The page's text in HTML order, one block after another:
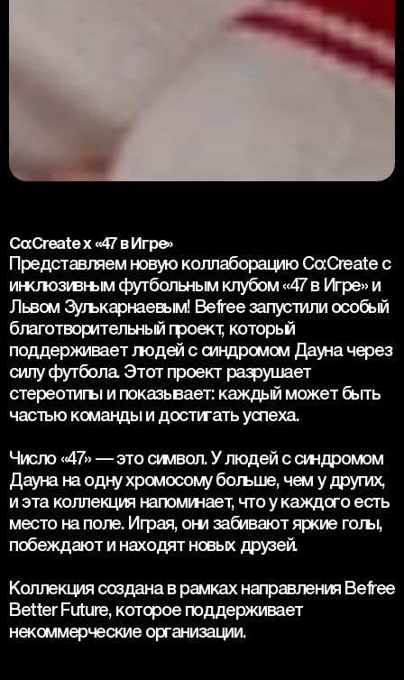
Co:Create x «47 в Игре»
Представляем новую коллаборацию Co:Create с
инклюзивным футбольным клубом «47 в Игре» и
Львом Зулькарнаевым! Befree запустили особый
благотворительный проект, который
поддерживает людей с синдромом Дауна через
силу футбола. Этот проект разрушает
стереотипы и показывает: каждый может быть
частью команды и достигать успеха.
Число «47» — это символ. У людей с синдромом
Дауна на одну хромосому больше, чем у других,
и эта коллекция напоминает, что у каждого есть
место на поле. Играя, они забивают яркие голы,
побеждают и находят новых друзей.
Коллекция создана в рамках направления Befree
Better Future, которое поддерживает
некоммерческие организации.